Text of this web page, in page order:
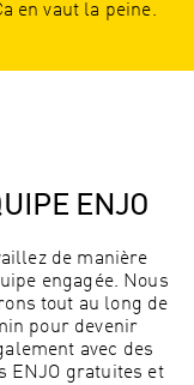
en vaut la peine.
ENJO
de manière
engagée. Nous
tout au long de
pour devenir
avec des
ENJO gratuites et